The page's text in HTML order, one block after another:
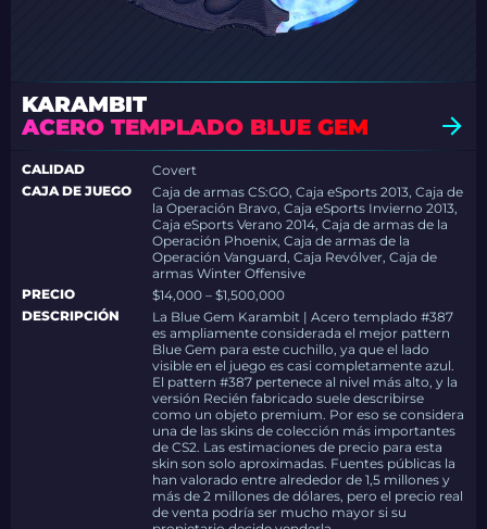
KARAMBIT
ACERO TEMPLADO BLUE GEM
CALIDAD
Covert
CAJA DE JUEGO
Caja de armas CS:GO, Caja eSports 2013, Caja de
la Operación Bravo, Caja eSports Invierno 2013,
Caja eSports Verano 2014, Caja de armas de la
Operación Phoenix, Caja de armas de la
Operación Vanguard, Caja Revólver, Caja de
armas Winter Offensive
PRECIO
$14,000 – $1,500,000
DESCRIPCIÓN
La Blue Gem Karambit | Acero templado #387
es ampliamente considerada el mejor pattern
Blue Gem para este cuchillo, ya que el lado
visible en el juego es casi completamente azul.
El pattern #387 pertenece al nivel más alto, y la
versión Recién fabricado suele describirse
como un objeto premium. Por eso se considera
una de las skins de colección más importantes
de CS2. Las estimaciones de precio para esta
skin son solo aproximadas. Fuentes públicas la
han valorado entre alrededor de 1,5 millones y
más de 2 millones de dólares, pero el precio real
de venta podría ser mucho mayor si su